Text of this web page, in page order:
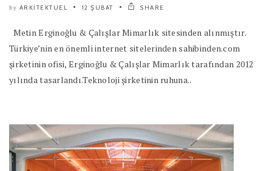
by ARKITEKTUEL 12 ŞUBAT SHARE
Metin Erginoğlu & Çalışlar Mimarlık sitesinden alınmıştır.
Türkiye’nin en önemli internet sitelerinden sahibinden.com
şirketinin ofisi, Erginoğlu & Çalışlar Mimarlık tarafından 2012
yılında tasarlandı.Teknoloji şirketinin ruhuna..